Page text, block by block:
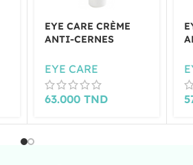
EYE CARE CRÈME
ANTI-CERNES
EYE CARE
63.000 TND